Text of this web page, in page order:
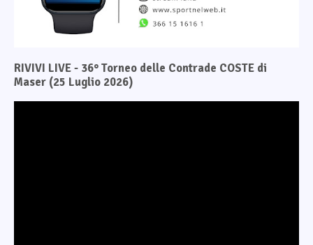
RIVIVI LIVE - 36° Torneo delle Contrade COSTE di
Maser (25 Luglio 2026)